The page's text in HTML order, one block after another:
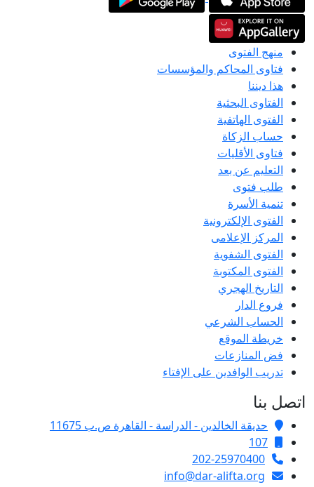
منهج الفتوى
فتاوى المحاكم والمؤسسات
هذا ديننا
الفتاوى البحثية
الفتوى الهاتفية
حساب الزكاة
فتاوى الأقليات
التعليم عن بعد
طلب فتوى
تنمية الأسرة
الفتوى الإلكترونية
المركز الإعلامى
الفتوى الشفوية
الفتوى المكتوبة
التاريخ الهجري
فروع الدار
الحساب الشرعي
خريطة الموقع
فض المنازعات
تدريب الوافدين على الإفتاء
بنا
حديقة الخالدين - الدراسة - القاهرة ص.ب 11675
107
202-25970400
info@dar-alifta.org